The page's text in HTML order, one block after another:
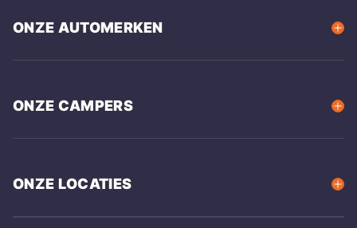
ONZE AUTOMERKEN
ONZE CAMPERS
ONZE LOCATIES